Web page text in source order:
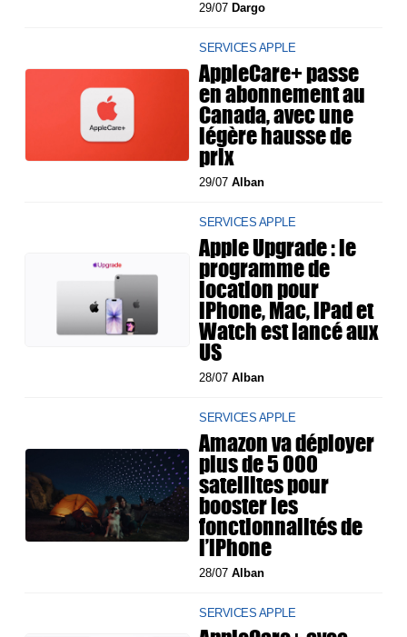
29/07 Dargo
SERVICES APPLE
AppleCare+ passe
en abonnement au
Canada, avec une
légère hausse de
prix
29/07Alban
SERVICES APPLE
Apple Upgrade : le
programme de
location pour
iPhone, Mac, iPad et
Watch est lancé aux
US
28/07Alban
SERVICES APPLE
Amazon va déployer
plus de 5 000
satellites pour
booster les
fonctionnalités de
l’iPhone
28/07Alban
SERVICES APPLE